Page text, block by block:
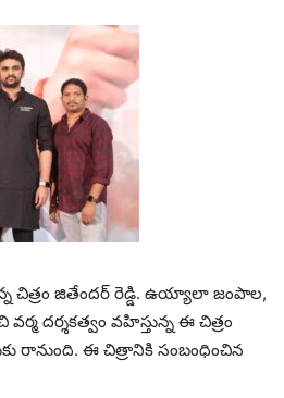
చిత్రం జితేందర్ రెడ్డి. ఉయ్యాలా జంపాల,
దర్శకత్వం వహిస్తున్న ఈ చిత్రం
రానుంది. ఈ చిత్రానికి సంబంధించిన